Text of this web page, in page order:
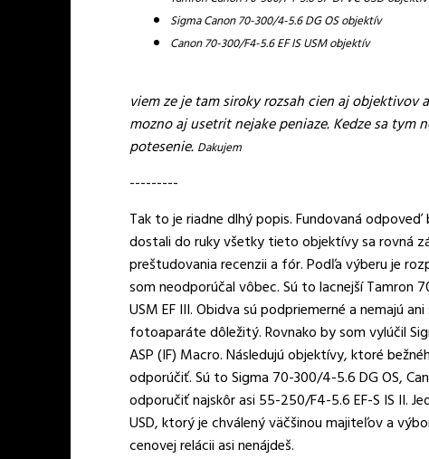
Sigma Canon 70-300/4-5.6 DG OS objektív
Canon 70-300/F4-5.6 EF IS USM objektív
viem ze je tam siroky rozsah cien aj
mozno aj usetrit nejake peniaze. Kedze sa tym
potesenie. Dakujem
---------
Tak to je riadne dlhý popis. Fundovaná
dostali do ruky všetky tieto objektívy sa rovná
preštudovania recenzii a fór. Podľa výberu je
som neodporúčal vôbec. Sú to lacnejší Tamron
USM EF III. Obidva sú podpriemerné a nemajú
fotoaparáte dôležitý. Rovnako by som vylúčil
ASP (IF) Macro. Následujú objektívy, ktoré
odporúčiť. Sú to Sigma 70-300/4-5.6 DG OS,
odporučiť najskôr asi 55-250/F4-5.6 EF-S IS II.
USD, ktorý je chválený väčšinou majiteľov a
cenovej relácii asi nenájdeš.